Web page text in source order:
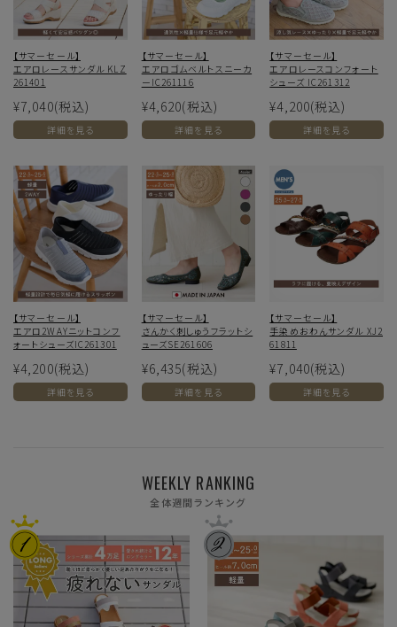
【サマーセール】
エアロレースサンダル KLZ
261401
¥7,040(税込)
詳細を見る
【サマーセール】
エアロゴムベルトスニーカ
ーIC261116
¥4,620(税込)
詳細を見る
【サマーセール】
エアロレースコンフォート
シューズ IC261312
¥4,200(税込)
詳細を見る
【サマーセール】
エアロ2WAYニットコンフ
ォートシューズIC261301
¥4,200(税込)
詳細を見る
【サマーセール】
さんかく刺しゅうフラットシ
ューズSE261606
¥6,435(税込)
詳細を見る
【サマーセール】
手染めおわんサンダル XJ2
61811
¥7,040(税込)
詳細を見る
WEEKLY RANKING
全体週間ランキング
絞り込んで検索する